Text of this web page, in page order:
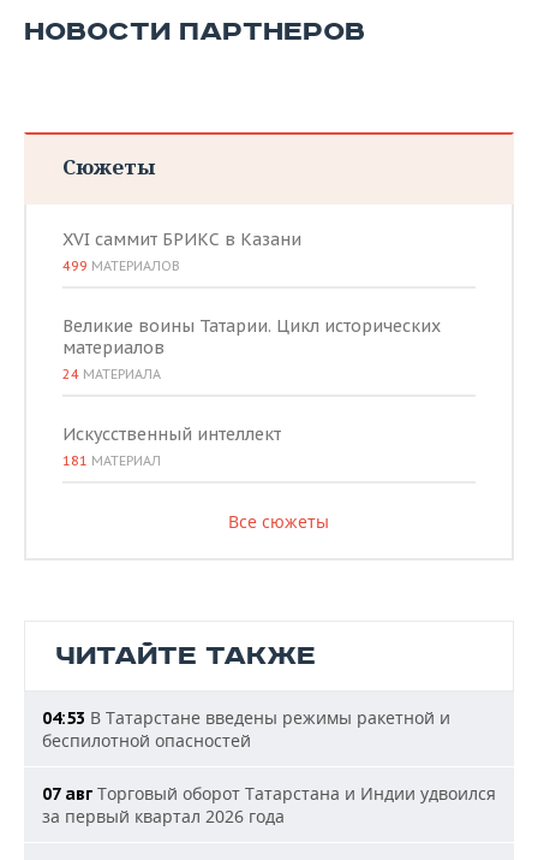
НОВОСТИ ПАРТНЕРОВ
Сюжеты
XVI саммит БРИКС в Казани
499 МАТЕРИАЛОВ
Великие воины Татарии. Цикл исторических
материалов
24 МАТЕРИАЛА
Искусственный интеллект
181 МАТЕРИАЛ
Все сюжеты
ЧИТАЙТЕ ТАКЖЕ
04:53 В Татарстане введены режимы ракетной и
беспилотной опасностей
07 авг Торговый оборот Татарстана и Индии удвоился
за первый квартал 2026 года